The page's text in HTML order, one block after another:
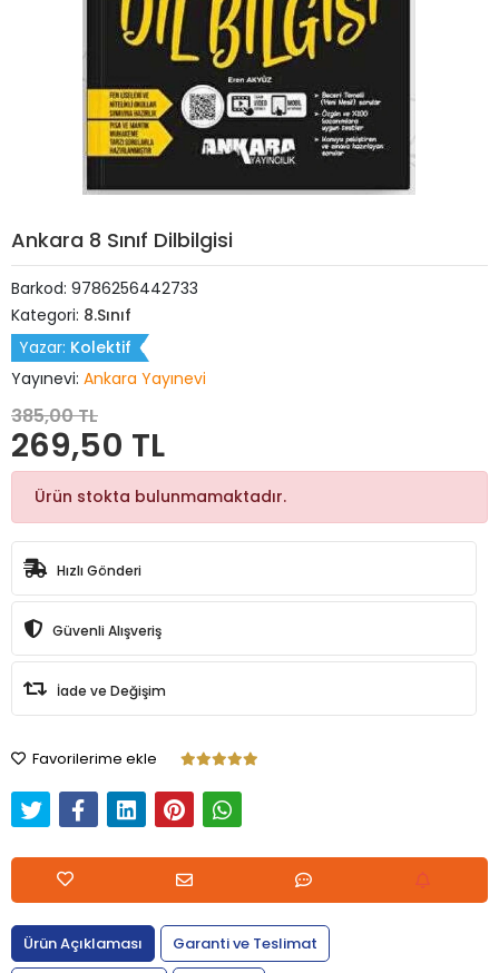
Ankara 8 Sınıf Dilbilgisi
Barkod: 9786256442733
Kategori: 8.Sınıf
Yazar: Kolektif
Yayınevi: Ankara Yayınevi
385,00 TL
269,50 TL
Ürün stokta bulunmamaktadır.
Hızlı Gönderi
Güvenli Alışveriş
İade ve Değişim
Favorilerime ekle
Ürün Açıklaması
Garanti ve Teslimat